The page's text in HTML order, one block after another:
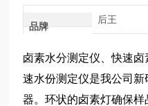
品牌
后王
卤素水分测定仪、快速
速水份测定仪是我公司
器。环状的卤素灯确保